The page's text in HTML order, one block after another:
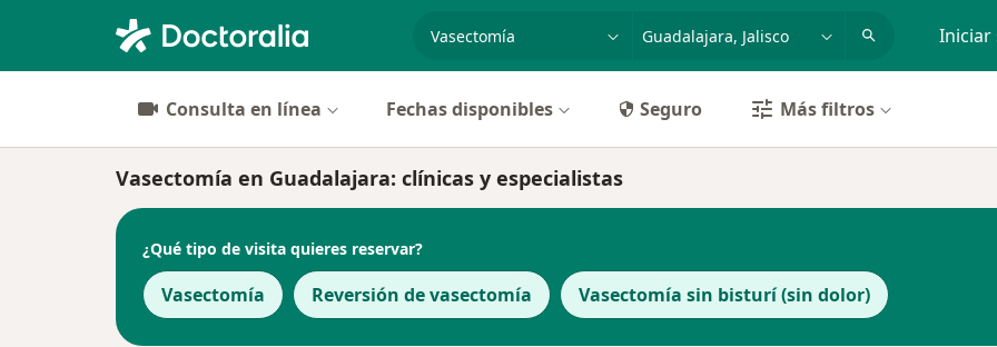
especialidad, enfermedad o nombre Iniciar
Consulta en línea Fechas disponibles Seguro Más filtros
Vasectomía en Guadalajara: clínicas y especialistas
¿Qué tipo de visita quieres reservar?
Vasectomía Reversión de vasectomía Vasectomía sin bisturí (sin dolor)